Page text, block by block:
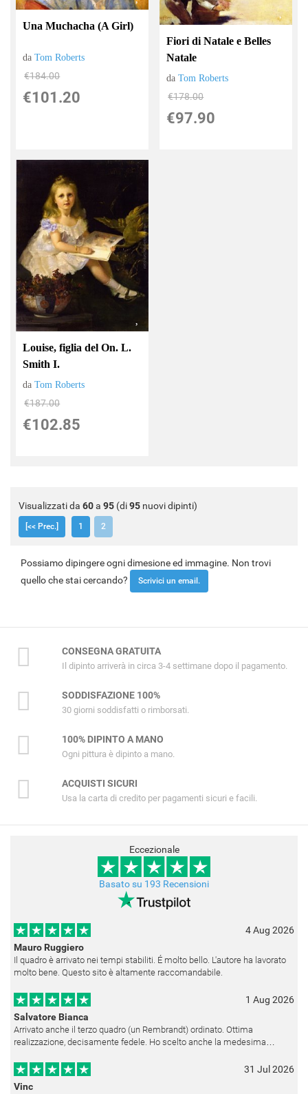
Una Muchacha (A Girl)
daTom Roberts
€184.00
€101.20
Fiori di Natale e Belles
Natale
daTom Roberts
€178.00
€97.90
Louise, figlia del On. L.
Smith I.
daTom Roberts
€187.00
€102.85
Visualizzati da 60a 95 (di95 nuovi dipinti)
[<< Prec.] 1 2
Possiamo dipingere ogni dimesione ed immagine. Non trovi
quello che stai cercando?
Scrivici un email.
CONSEGNA GRATUITA
Il dipinto arriverà in circa 3-4 settimane dopo il pagamento.
SODDISFAZIONE 100%
30 giorni soddisfatti o rimborsati.
100% DIPINTO A MANO
Ogni pittura è dipinto a mano.
ACQUISTI SICURI
Usa la carta di credito per pagamenti sicuri e facili.
Eccezionale
Basato su 193 Recensioni
4 Aug 2026
Mauro Ruggiero
Il quadro è arrivato nei tempi stabiliti. É molto bello. L'autore ha lavorato
molto bene. Questo sito è altamente raccomandabile.
1 Aug 2026
Salvatore Bianca
Arrivato anche il terzo quadro (un Rembrandt) ordinato. Ottima
realizzazione, decisamente fedele. Ho scelto anche la medesima
appesi
31 Jul 2026
Vinc